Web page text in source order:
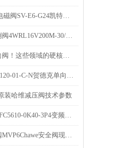
德国HydroWer电磁阀SV-E6-G24凯特克HYTORC有库存
原装力士乐比例阀4WRL16V200M-30/G24Z4/Mrexroth样本
别小看电液换向阀！这些领域的硬核应用，远超你的想象
HYDACRVM10120-01-C-N贺德克单向阀现货出售
装哈维减压阀技术参数
rexroth力士乐EFC5610-0K40-3P4变频器技术参数
德国哈威溢流阀MVP6Chawe安全阀现货库存